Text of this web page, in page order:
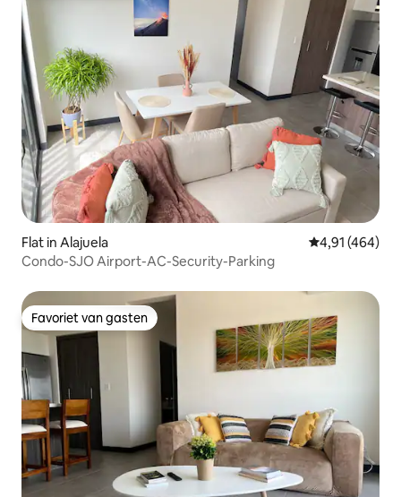
Flat in Alajuela Gemiddelde
4,91 (464)
Condo-SJO Airport-AC-Security-Parking
Favoriet van gasten
Favoriet van gasten